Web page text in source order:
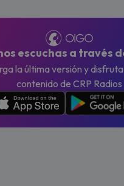
escuchas a través
la última versión y
contenido de CRP Radios